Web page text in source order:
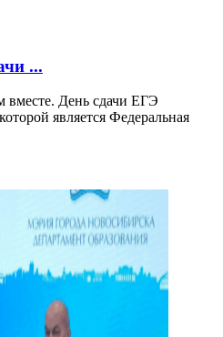
...
вместе. День сдачи ЕГЭ
является Федеральная